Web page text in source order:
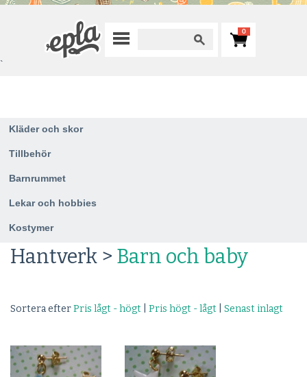
0
`
Kläder och skor
Tillbehör
Barnrummet
Lekar och hobbies
Kostymer
Hantverk > Barn och baby
Sortera efterPris lågt - högt Pris högt - lågt Senast inlagt